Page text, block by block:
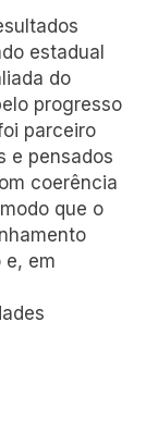
estadual
do
progresso
parceiro
e pensados
coerência
que o
e, em